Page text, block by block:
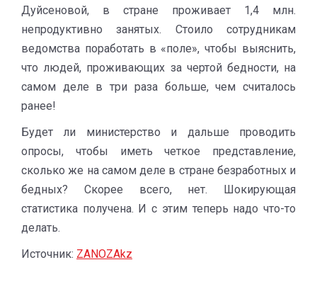
Дуйсеновой, в стране проживает 1,4 млн.
непродуктивно занятых. Стоило сотрудникам
ведомства поработать в «поле», чтобы выяснить,
что людей, проживающих за чертой бедности, на
самом деле в три раза больше, чем считалось
ранее!
Будет ли министерство и дальше проводить
опросы, чтобы иметь четкое представление,
сколько же на самом деле в стране безработных и
бедных? Скорее всего, нет. Шокирующая
статистика получена. И с этим теперь надо что-то
делать.
Источник: ZANOZAkz